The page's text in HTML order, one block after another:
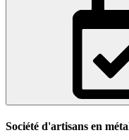
Société d'artisans en